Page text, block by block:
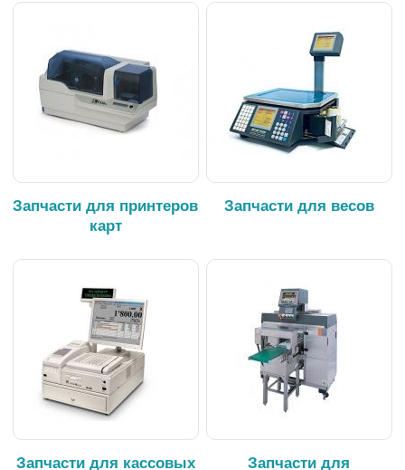
Запчасти для принтеров
карт
Запчасти для весов
Запчасти для кассовых Запчасти для